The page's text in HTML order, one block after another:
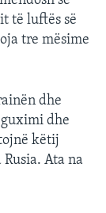
të luftës së
tre mësime
dhe
dhe
këtij
Ata na